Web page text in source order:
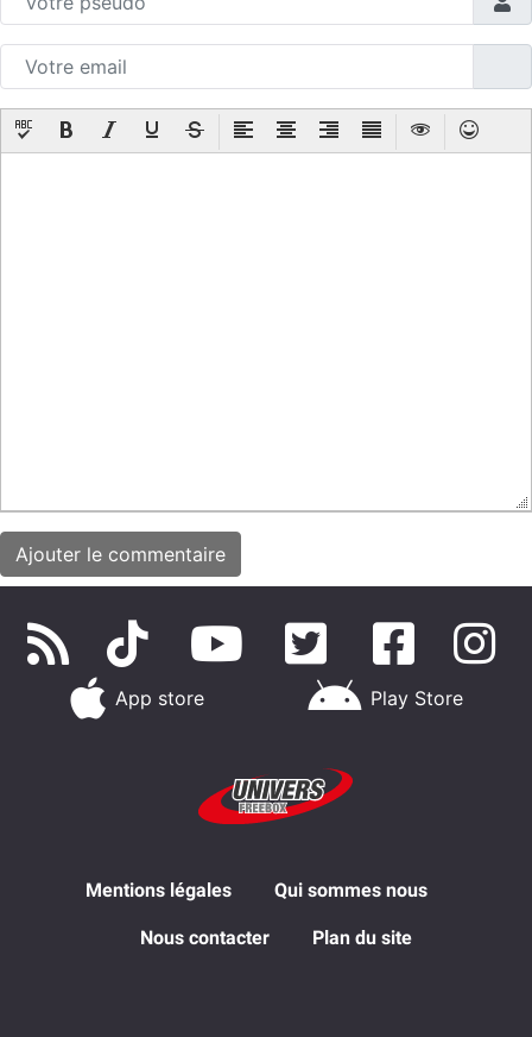
App store Play Store
Mentions légales Qui sommes nous
Nous contacter Plan du site